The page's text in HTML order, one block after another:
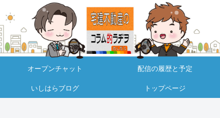
オープンチャット 配信の履歴と予定
いしはらブログ トップページ